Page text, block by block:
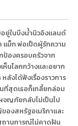
อยู่ในบึงน้ำนิวอิงแลนด์
แม็ก พ่อเป็ดผู้รักความ
องครอบครัวจาก
นโลกกว้างและอยาก
ลังได้ฟังเรื่องราวการ
ที่สุดเธอก็เกลี้ยกล่อม
จญภัยกลับไม่เป็นไป
องสหรัฐอเมริกาและ
ถานการณ์ไม่คาดฝัน